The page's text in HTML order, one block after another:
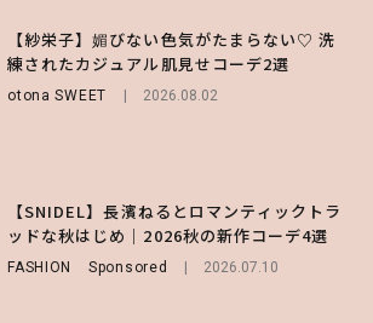
【紗栄子】媚びない色気がたまらない♡ 洗
練されたカジュアル肌見せコーデ2選
otona SWEET 2026.08.02
【SNIDEL】長濱ねるとロマンティックトラ
ッドな秋はじめ｜2026秋の新作コーデ4選
FASHION Sponsored 2026.07.10
【ハローキティ】がスシローと初コラボ♡
第1弾の気になるメニュー＆限定グッズを総
チェック！
2026.07.31
【大原優乃】夏メイクはプレイフルに！ドキ
ッとしちゃう色っぽ“うるみ目”のつくり方
BEAUTY 2026.08.01
【SNIDEL】長濱ねるとロマンティックトラ
ッドな秋はじめ｜2026秋の新作コーデ4選
FASHION Sponsored 2026.07.10
【付録】総柄ハローキティが可愛すぎ♡ 紀
ノ国屋コラボの“優秀保冷バッグ”は夏の強
い味方！【オトナミューズ9月号増刊】